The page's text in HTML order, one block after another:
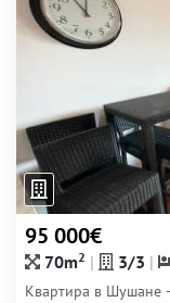
95 000€
70m2 3/3
Квартира в Шушане